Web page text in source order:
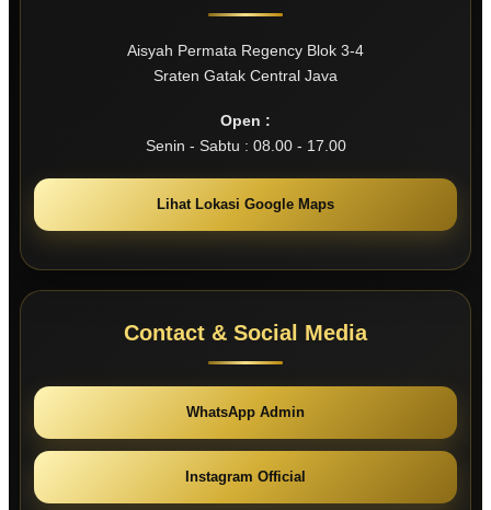
Aisyah Permata Regency Blok 3-4
Sraten Gatak Central Java
Open :
Senin - Sabtu : 08.00 - 17.00
Lihat Lokasi Google Maps
Contact & Social Media
WhatsApp Admin
Instagram Official